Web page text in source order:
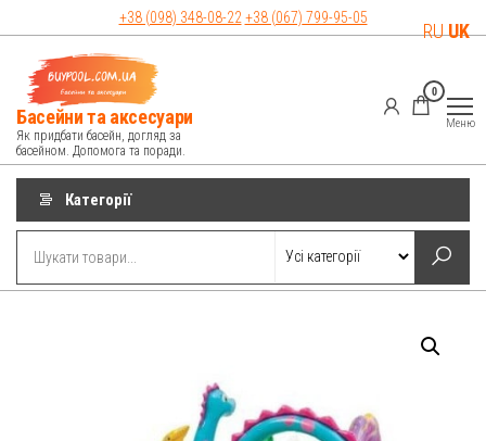
контенту
+38 (098) 348-08-22 +38 (067) 799-95-05
Басейни та аксесуари
Як придбати басейн, догляд за
басейном. Допомога та поради.
0
Меню
Категорії
RUUK